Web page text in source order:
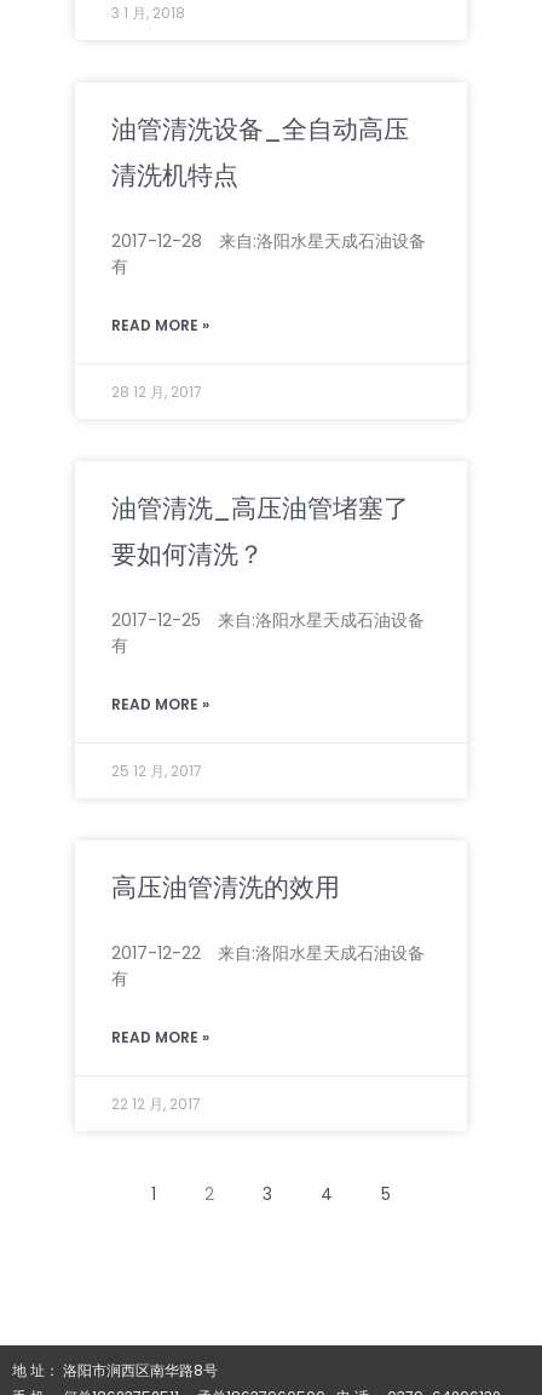
3 1 月, 2018
油管清洗设备_全自动高压
清洗机特点
2017-12-28 来自:洛阳水星天成石油设备
有
READ MORE »
28 12 月, 2017
油管清洗_高压油管堵塞了
要如何清洗？
2017-12-25 来自:洛阳水星天成石油设备
有
READ MORE »
25 12 月, 2017
高压油管清洗的效用
2017-12-22 来自:洛阳水星天成石油设备
有
READ MORE »
22 12 月, 2017
1 2 3 4 5
地 址： 洛阳市涧西区南华路8号